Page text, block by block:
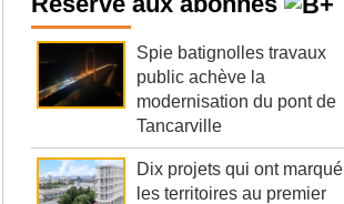
Spie batignolles travaux
public achève la
modernisation du pont de
Tancarville
Dix projets qui ont marqué
les territoires au premier